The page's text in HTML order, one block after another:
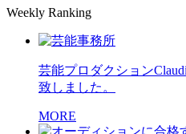
Weekly Ranking
芸能プロダクション
致しました。
MORE